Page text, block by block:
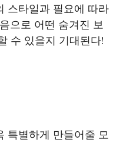
스타일과 필요에 따라
으로 어떤 숨겨진 보
수 있을지 기대된다!
특별하게 만들어줄 모